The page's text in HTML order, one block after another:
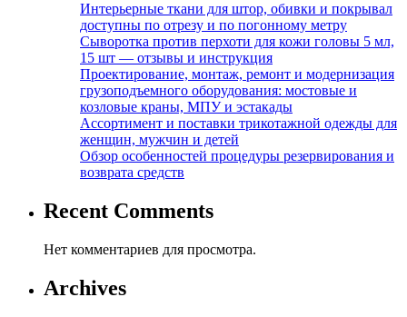
Интерьерные ткани для штор, обивки и покрывал
доступны по отрезу и по погонному метру
Сыворотка против перхоти для кожи головы 5 мл,
15 шт — отзывы и инструкция
Проектирование, монтаж, ремонт и модернизация
грузоподъемного оборудования: мостовые и
козловые краны, МПУ и эстакады
Ассортимент и поставки трикотажной одежды для
женщин, мужчин и детей
Обзор особенностей процедуры резервирования и
возврата средств
Recent Comments
Нет комментариев для просмотра.
Archives